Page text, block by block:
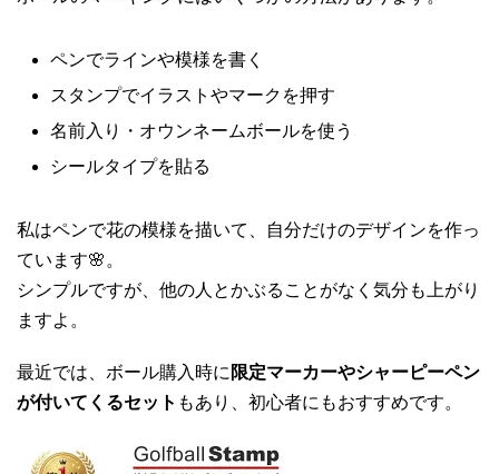
ペンでラインや模様を書く
スタンプでイラストやマークを押す
名前入り・オウンネームボールを使う
シールタイプを貼る
私はペンで花の模様を描いて、自分だけのデザインを作っ
ています🌸。
シンプルですが、他の人とかぶることがなく気分も上がり
ますよ。
最近では、ボール購入時に 限定マーカーやシャーピーペン
が付いてくるセット もあり、初心者にもおすすめです。